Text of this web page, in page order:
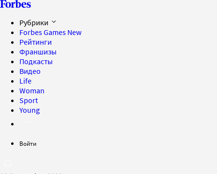
Рубрики
Forbes Games New
Рейтинги
Франшизы
Подкасты
Видео
Life
Woman
Sport
Young
Войти